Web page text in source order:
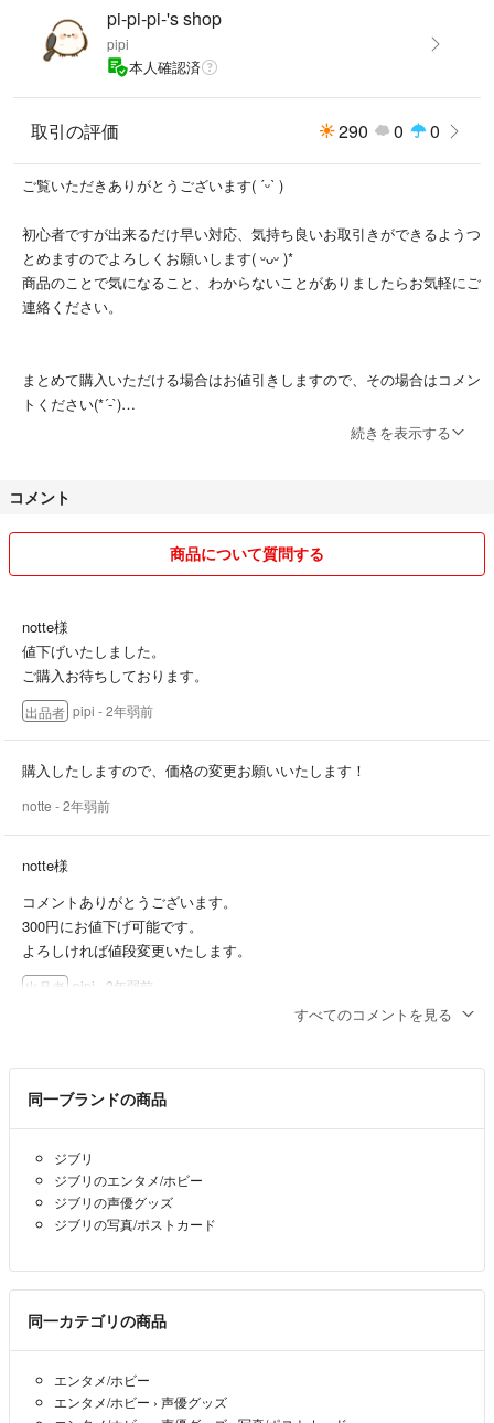
pi-pi-pi-'s shop
pipi
本人確認済
取引の評価 290 0 0
ご覧いただきありがとうございます( ˊᵕˋ )
初心者ですが出来るだけ早い対応、気持ち良いお取引きができるようつ
とめますのでよろしくお願いします( ᵕᴗᵕ )*
商品のことで気になること、わからないことがありましたらお気軽にご
連絡ください。
まとめて購入いただける場合はお値引きしますので、その場合はコメン
トください(*´-`)
ます。
＊大きな物は発送が遅くなると思います。ご了承ください。
続きを表示する
コメント
商品について質問する
notte様
値下げいたしました。
ご購入お待ちしております。
出品者 pipi - 2年弱前
購入したしますので、価格の変更お願いいたします！
notte - 2年弱前
notte様
コメントありがとうございます。
300円にお値下げ可能です。
よろしければ値段変更いたします。
出品者 pipi - 2年弱前
こちらの商品は値下げ可能でしょうか？
希望価格は300円です。
notte - 2年弱前
すべてのコメントを見る
同一ブランドの商品
ジブリ
ジブリのエンタメ/ホビー
ジブリの声優グッズ
ジブリの写真/ポストカード
同一カテゴリの商品
エンタメ/ホビー
エンタメ/ホビー › 声優グッズ